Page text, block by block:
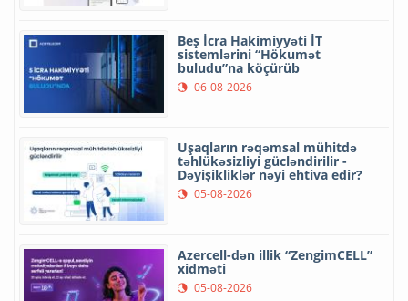
Beş İcra Hakimiyyəti İT
sistemlərini “Hökumət
buludu”na köçürüb
06-08-2026
Uşaqların rəqəmsal mühitdə
təhlükəsizliyi gücləndirilir -
Dəyişikliklər nəyi ehtiva edir?
05-08-2026
Azercell-dən illik “ZengimCELL”
xidməti
05-08-2026